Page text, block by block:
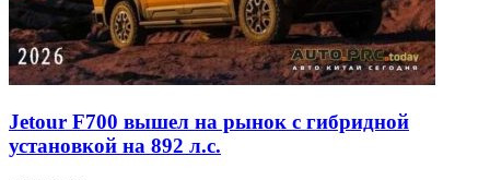
Jetour F700 вышел на рынок с гибридной
установкой на 892 л.с.